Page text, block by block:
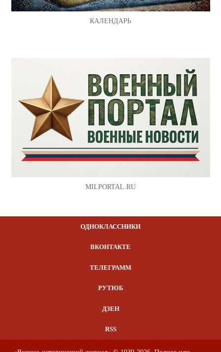
КАЛЕНДАРЬ
MILPORTAL.RU
ОДНОКЛАССНИКИ
ВКОНТАКТЕ
ТЕЛЕГРАММ
РУТЮБ
ДЗЕН
RSS